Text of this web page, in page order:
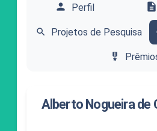
person Perfil description
search Projetos de Pesquisa
military_tech
Alberto Nogueira de